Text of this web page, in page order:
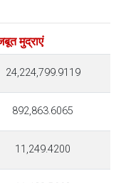
मुद्राएं
24,224,799.9119
892,863.6065
11,249.4200